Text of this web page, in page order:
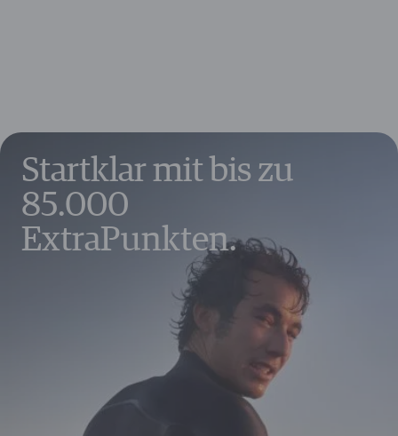
Weitere Vorteile im Wert von bis zu
1.630 €
Startklar mit bis zu
85.000
ExtraPunkten.